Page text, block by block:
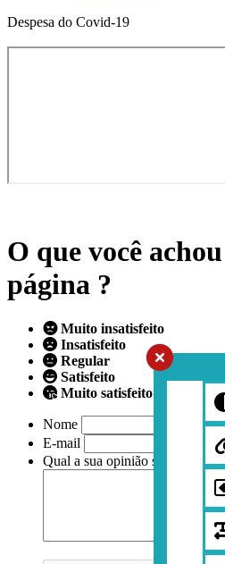
Despesa do Covid-19
O que você
página ?
Muito insatisfeito
Insatisfeito
Regular
Satisfeito
Muito satisfeito
Nome
E-mail
Qual a sua opinião sobre nossa